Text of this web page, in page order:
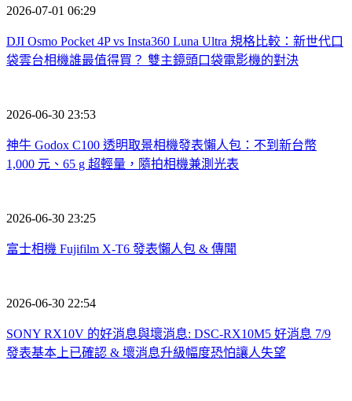
2026-07-01 06:29
DJI Osmo Pocket 4P vs Insta360 Luna Ultra 規格比較：新世代口
袋雲台相機誰最值得買？ 雙主鏡頭口袋電影機的對決
2026-06-30 23:53
神牛 Godox C100 透明取景相機發表懶人包：不到新台幣
1,000 元、65 g 超輕量，隨拍相機兼測光表
2026-06-30 23:25
富士相機 Fujifilm X-T6 發表懶人包 & 傳聞
2026-06-30 22:54
SONY RX10V 的好消息與壞消息: DSC-RX10M5 好消息 7/9
發表基本上已確認 & 壞消息升級幅度恐怕讓人失望